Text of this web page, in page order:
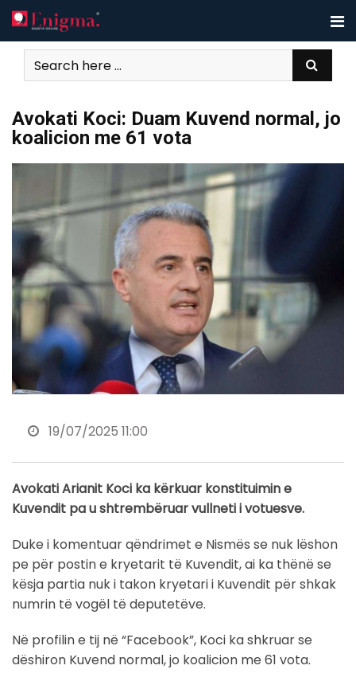
Skip
to
content
Avokati Koci: Duam Kuvend normal, jo
koalicion me 61 vota
19/07/2025 11:00
Avokati Arianit Koci ka kërkuar konstituimin e
Kuvendit pa u shtrembëruar vullneti i votuesve.
Duke i komentuar qëndrimet e Nismës se nuk lëshon
pe për postin e kryetarit të Kuvendit, ai ka thënë se
kësja partia nuk i takon kryetari i Kuvendit për shkak
numrin të vogël të deputetëve.
Në profilin e tij në “Facebook”, Koci ka shkruar se
dëshiron Kuvend normal, jo koalicion me 61 vota.